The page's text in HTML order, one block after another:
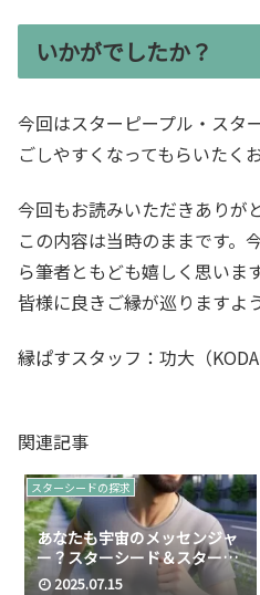
いかがでしたか？
今回はスターピープル・スタ
ごしやすくなってもらいたく
今回もお読みいただきありが
この内容は当時のままです。
ら筆者ともども嬉しく思います
皆様に良きご縁が巡りますよ
縁ぱすスタッフ：功大（KODAI
関連記事
スターシードの探求
あなたも宇宙のメッセンジャ
ー？スターシード＆スターピ
ープルの真実
2025.07.15